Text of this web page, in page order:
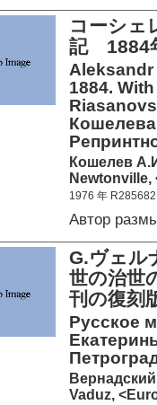
コーシェ
記 1884
Aleksandr
1884.
Кошелев
Newtonville,
1976 年 R285682
Автор
G.ヴェル
世の治世
刊の復刻
Русское
Vaduz,